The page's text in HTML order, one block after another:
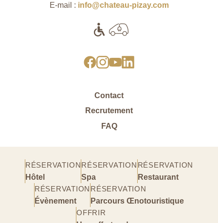
E-mail : info@chateau-pizay.com
Contact
Recrutement
FAQ
RÉSERVATION
Hôtel
RÉSERVATION
Spa
RÉSERVATION
Restaurant
RÉSERVATION
Évènement
RÉSERVATION
Parcours Œnotouristique
OFFRIR